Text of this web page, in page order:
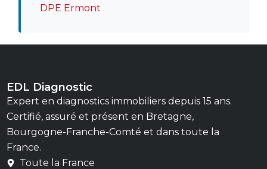
DPE Ermont
EDL Diagnostic
Expert en diagnostics immobiliers depuis 15 ans.
Certifié, assuré et présent en Bretagne,
Bourgogne-Franche-Comté et dans toute la
France.
Toute la France